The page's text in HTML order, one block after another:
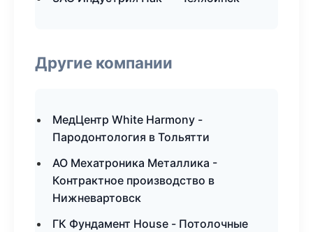
Другие компании
МедЦентр White Harmony -
Пародонтология в Тольятти
АО Мехатроника Металлика -
Контрактное производство в
Нижневартовск
ГК Фундамент House - Потолочные